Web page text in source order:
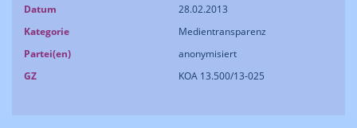
Datum
28.02.2013
Kategorie
Medientransparenz
Partei(en)
anonymisiert
GZ
KOA 13.500/13-025